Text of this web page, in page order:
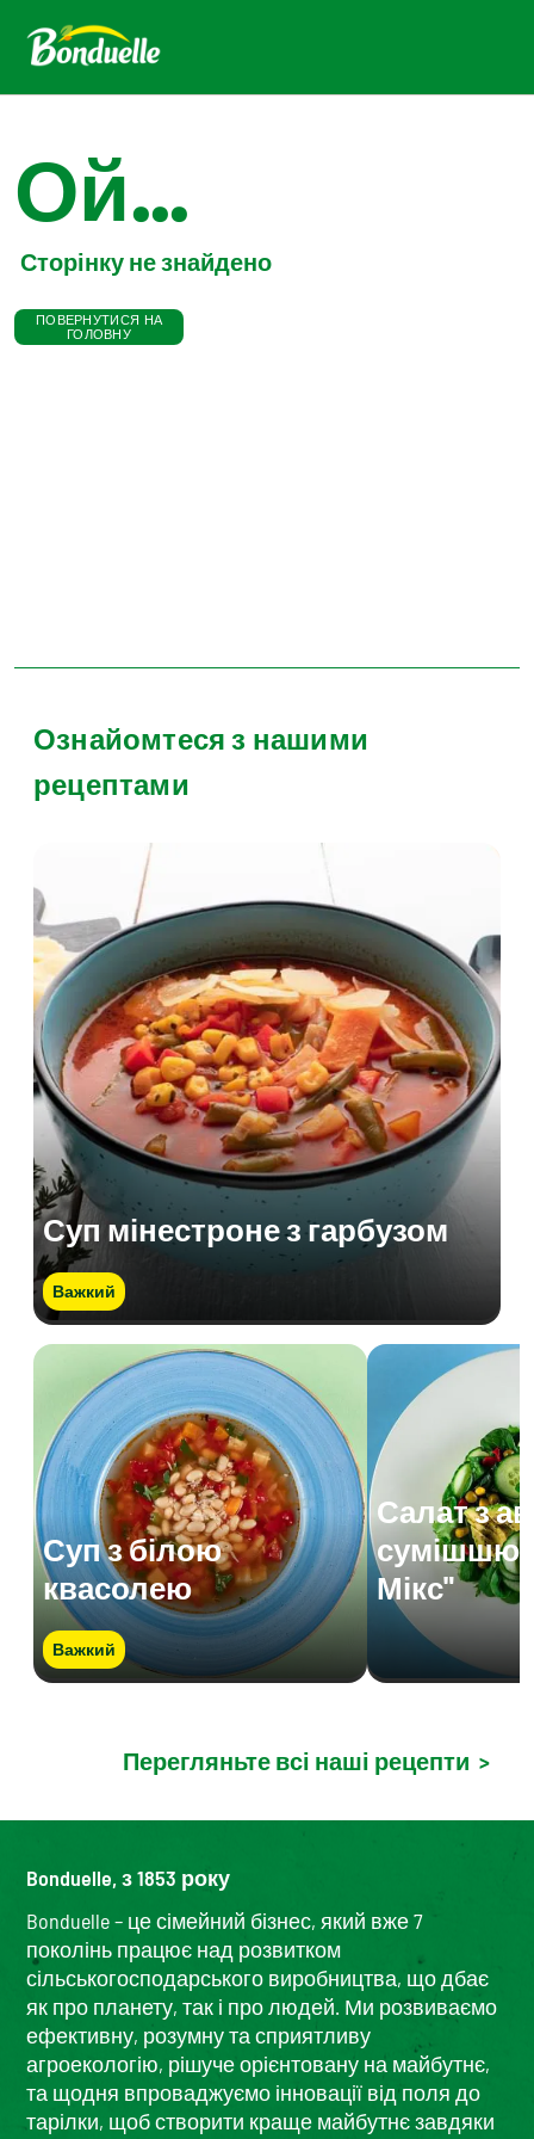
Ой...
Сторінку не знайдено
ПОВЕРНУТИСЯ НА
ГОЛОВНУ
Ознайомтеся з нашими
рецептами
Суп мінестроне з гарбузом
Важкий
Суп з білою
квасолею
Важкий
Салат з
сумішшю
Мікс"
Перегляньте всі наші рецепти >
Bonduelle, з 1853 року
Bonduelle – це сімейний бізнес, який вже 7
поколінь працює над розвитком
сільськогосподарського виробництва, що дбає
як про планету, так і про людей. Ми розвиваємо
ефективну, розумну та сприятливу
агроекологію, рішуче орієнтовану на майбутнє,
та щодня впроваджуємо інновації від поля до
тарілки, щоб створити краще майбутнє завдяки